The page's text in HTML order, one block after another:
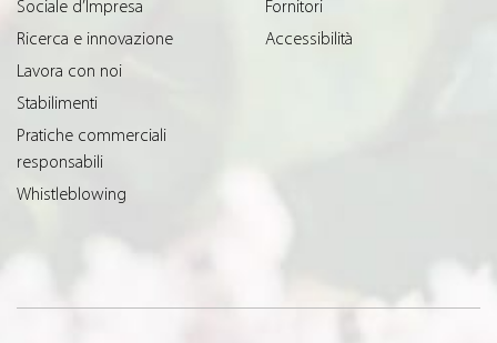
Sociale d’Impresa
Ricerca e innovazione
Lavora con noi
Stabilimenti
Pratiche commerciali
responsabili
Whistleblowing
Fornitori
Accessibilità